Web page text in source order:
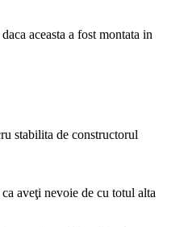
aceasta a fost montata in
stabilita de constructorul
aveţi nevoie de cu totul alta